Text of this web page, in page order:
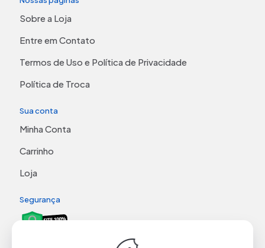
Sobre a Loja
Entre em Contato
Termos de Uso e Política de Privacidade
Política de Troca
Sua conta
Minha Conta
Carrinho
Loja
Segurança